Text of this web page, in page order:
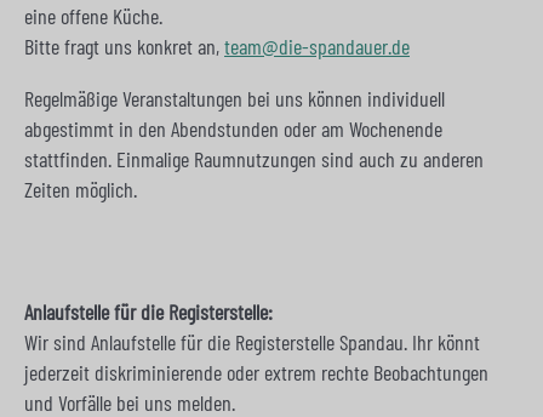
eine offene Küche.
Bitte fragt uns konkret an,team@die-spandauer.de
Regelmäßige Veranstaltungen bei uns können individuell
abgestimmt in den Abendstunden oder am Wochenende
stattfinden. Einmalige Raumnutzungen sind auch zu anderen
Zeiten möglich.
Anlaufstelle für die Registerstelle:
Wir sind Anlaufstelle für die Registerstelle Spandau. Ihr könnt
jederzeit diskriminierende oder extrem rechte Beobachtungen
und Vorfälle bei uns melden.